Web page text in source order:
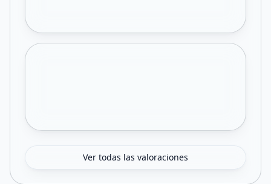
Ver todas las valoraciones